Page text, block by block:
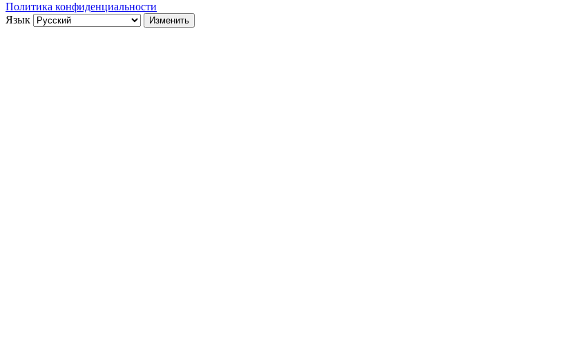
Политика конфиденциальности
Язык